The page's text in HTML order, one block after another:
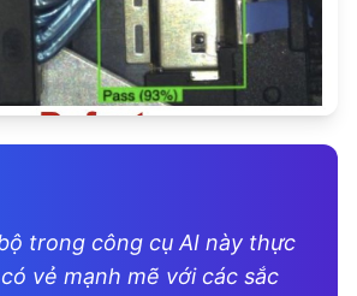
trong công cụ AI này thực
vẻ mạnh mẽ với các sắc